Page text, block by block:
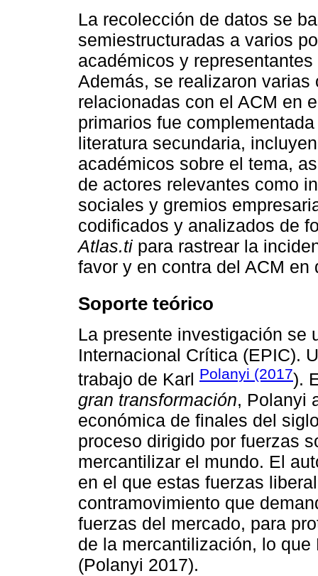
La recolección de datos se
semiestructuradas a varios
académicos y
Además, se realizaron
relacionadas con el ACM en
primarios fue
literatura secundaria,
académicos sobre el tema,
de actores relevantes como
sociales y gremios
codificados y analizados de
Atlas.ti para rastrear la
favor y en contra del ACM
Soporte teórico
La presente investigación se
Internacional Crítica (EPIC).
trabajo de Karl Polanyi (2017).
gran transformación, Polanyi
económica de finales del
proceso dirigido por fuerzas
mercantilizar el mundo. El
en el que estas fuerzas
contramovimiento que
fuerzas del mercado, para
de la mercantilización, lo
(Polanyi 2017).